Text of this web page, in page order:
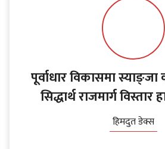
पूर्वाधार विकासमा
सिद्धार्थ राजमार्ग विस्तार
हिमदुत डेक्स